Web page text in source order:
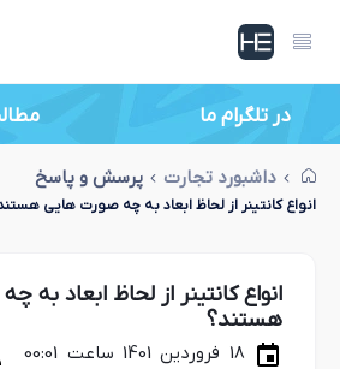
در تلگرام ما
داشبورد تجارت پرسش و پاسخ
انواع کانتینر از لحاظ ابعاد به چه صورت هایی
انواع کانتینر از لحاظ ابعاد به
هستند؟
18 فروردین 1401 ساعت 00:01